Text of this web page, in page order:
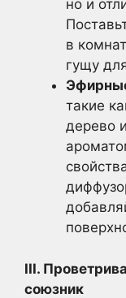
но и
в
гущу
такие
дерево
III.
союзник